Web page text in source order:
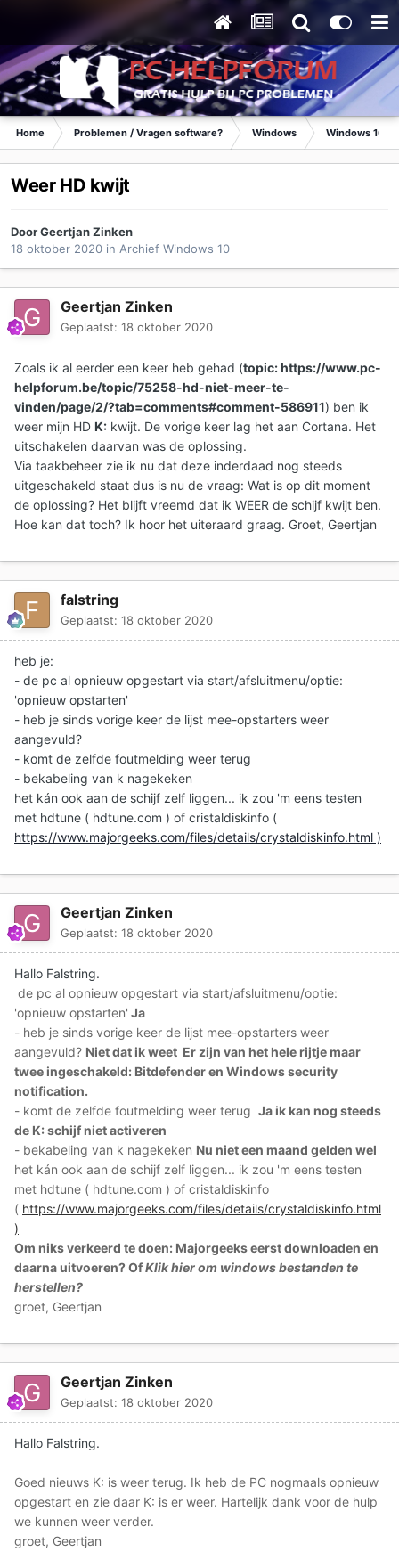
Home Problemen / Vragen software? Windows Windows 10
Weer HD kwijt
DoorGeertjan Zinken
18 oktober 2020 in Archief Windows 10
Geertjan Zinken
Geplaatst: 18 oktober 2020
Zoals ik al eerder een keer heb gehad (topic: https://www.pc-
helpforum.be/topic/75258-hd-niet-meer-te-
vinden/page/2/?tab=comments#comment-586911) ben ik
weer mijn HD K: kwijt. De vorige keer lag het aan Cortana. Het
uitschakelen daarvan was de oplossing.
Via taakbeheer zie ik nu dat deze inderdaad nog steeds
uitgeschakeld staat dus is nu de vraag: Wat is op dit moment
de oplossing? Het blijft vreemd dat ik WEER de schijf kwijt ben.
Hoe kan dat toch? Ik hoor het uiteraard graag. Groet, Geertjan
falstring
Geplaatst: 18 oktober 2020
heb je:
- de pc al opnieuw opgestart via start/afsluitmenu/optie:
'opnieuw opstarten'
- heb je sinds vorige keer de lijst mee-opstarters weer
aangevuld?
- komt de zelfde foutmelding weer terug
- bekabeling van k nagekeken
het kán ook aan de schijf zelf liggen... ik zou 'm eens testen
met hdtune ( hdtune.com ) of cristaldiskinfo (
https://www.majorgeeks.com/files/details/crystaldiskinfo.html )
Geertjan Zinken
Geplaatst: 18 oktober 2020
Hallo Falstring.
de pc al opnieuw opgestart via start/afsluitmenu/optie:
'opnieuw opstarten' Ja
- heb je sinds vorige keer de lijst mee-opstarters weer
aangevuld? Niet dat ik weet Er zijn van het hele rijtje maar
twee ingeschakeld: Bitdefender en Windows security
notification.
- komt de zelfde foutmelding weer terug Ja ik kan nog steeds
de K: schijf niet activeren
- bekabeling van k nagekeken Nu niet een maand gelden wel
het kán ook aan de schijf zelf liggen... ik zou 'm eens testen
met hdtune ( hdtune.com ) of cristaldiskinfo
( https://www.majorgeeks.com/files/details/crystaldiskinfo.html
)
Om niks verkeerd te doen: Majorgeeks eerst downloaden en
daarna uitvoeren? OfKlik hier om windows bestanden te
herstellen?
groet, Geertjan
Geertjan Zinken
Geplaatst: 18 oktober 2020
Hallo Falstring.
Goed nieuws K: is weer terug. Ik heb de PC nogmaals opnieuw
opgestart en zie daar K: is er weer. Hartelijk dank voor de hulp
we kunnen weer verder.
groet, Geertjan